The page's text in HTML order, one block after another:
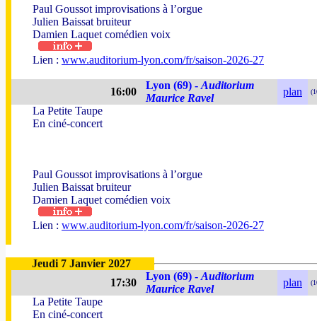
Paul Goussot improvisations à l’orgue
Julien Baissat bruiteur
Damien Laquet comédien voix
Lien : www.auditorium-lyon.com/fr/saison-2026-27
16:00
Lyon (69) - Auditorium
Maurice Ravel
plan
La Petite Taupe
En ciné-concert
Paul Goussot improvisations à l’orgue
Julien Baissat bruiteur
Damien Laquet comédien voix
Lien : www.auditorium-lyon.com/fr/saison-2026-27
Jeudi 7 Janvier 2027
17:30
Lyon (69) - Auditorium
Maurice Ravel
plan
La Petite Taupe
En ciné-concert